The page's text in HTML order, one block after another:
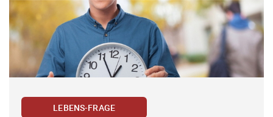
LEBENS-FRAGE